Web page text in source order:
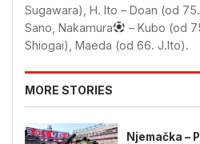
Sugawara), H. Ito – Doan (od
Sano, Nakamura
– Kubo (od
Shiogai), Maeda (od 66. J.Ito).
MORE STORIES